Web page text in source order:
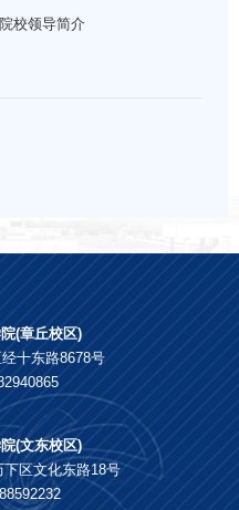
校领导简介
(章丘校区)
十东路8678号
(文东校区)
区文化东路18号